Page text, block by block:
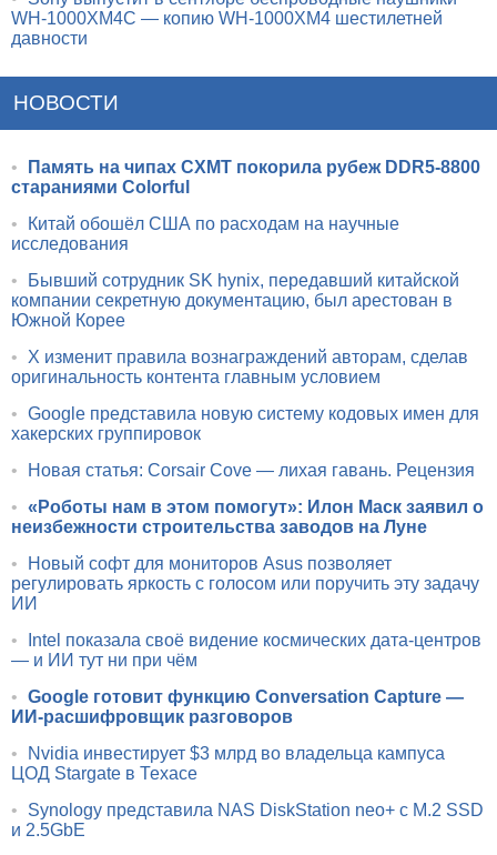
WH-1000XM4C — копию WH-1000XM4 шестилетней
давности
НОВОСТИ
•
Память на чипах CXMT покорила рубеж DDR5-8800
стараниями Colorful
•
Китай обошёл США по расходам на научные
исследования
•
Бывший сотрудник SK hynix, передавший китайской
компании секретную документацию, был арестован в
Южной Корее
•
X изменит правила вознаграждений авторам, сделав
оригинальность контента главным условием
• Google представила новую систему кодовых имен для
хакерских группировок
•
Новая статья: Corsair Cove — лихая гавань. Рецензия
• «Роботы нам в этом помогут»: Илон Маск заявил о
неизбежности строительства заводов на Луне
•
Новый софт для мониторов Asus позволяет
регулировать яркость с голосом или поручить эту задачу
ИИ
•
Intel показала своё видение космических дата-центров
— и ИИ тут ни при чём
• Google готовит функцию Conversation Capture —
ИИ-расшифровщик разговоров
•
Nvidia инвестирует $3 млрд во владельца кампуса
ЦОД Stargate в Техасе
•
Synology представила NAS DiskStation neo+ с M.2 SSD
и 2.5GbE